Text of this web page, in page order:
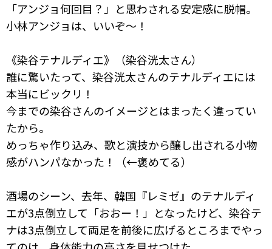
「アンジョ何回目？」と思わされる安定感に脱帽。
小林アンジョは、いいぞ～！
《染谷テナルディエ》（染谷洸太さん）
誰に驚いたって、染谷洸太さんのテナルディエには
本当にビックリ！
今までの染谷さんのイメージとはまったく違ってい
たから。
めっちゃ作り込み、歌と演技から醸し出される小物
感がハンパなかった！（←褒めてる）
酒場のシーン、去年、韓国『レミゼ』のテナルディ
エが3点倒立して「おおー！」となったけど、染谷テ
ナは3点倒立して両足を前後に広げるところまでやっ